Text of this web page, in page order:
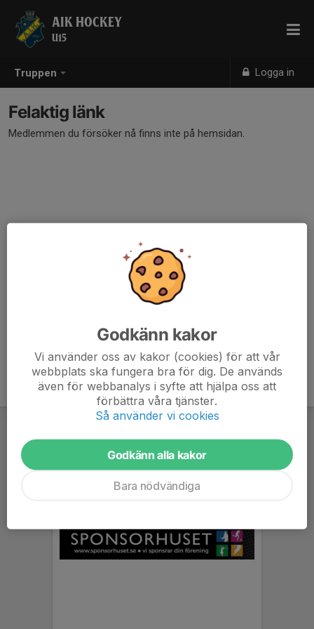
Truppen Logga in
AIK HOCKEY
U15
Felaktig länk
Medlemmen du försöker nå finns inte på hemsidan.
Godkänn kakor
Vi använder oss av kakor (cookies) för att vår
webbplats ska fungera bra för dig. De används
även för webbanalys i syfte att hjälpa oss att
förbättra våra tjänster.
Så använder vi cookies
Godkänn alla kakor
Bara nödvändiga